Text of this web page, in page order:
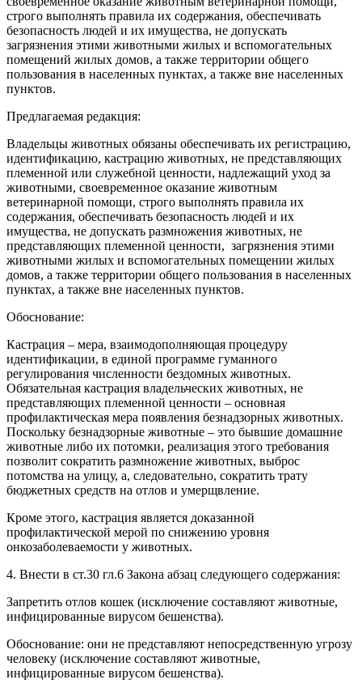
строго выполнять правила их содержания, обеспечивать
безопасность людей и их имущества, не допускать
загрязнения этими животными жилых и вспомогательных
помещений жилых домов, а также территории общего
пользования в населенных пунктах, а также вне населенных
пунктов.
Предлагаемая редакция:
Владельцы животных обязаны обеспечивать их регистрацию,
идентификацию, кастрацию животных, не представляющих
племенной или служебной ценности, надлежащий‌ уход за
животными, своевременное оказание животным
ветеринарной‌ помощи, строго выполнять правила их
содержания, обеспечивать безопасность людей‌ и их
имущества, не допускать размножения животных, не
представляющих племенной ценности, загрязнения этими
животными жилых и вспомогательных помещении‌ жилых
домов, а также территории общего пользования в населенных
пунктах, а также вне населенных пунктов.
Обоснование:
Кастрация – мера, взаимодополняющая процедуру
идентификации, в единой программе гуманного
регулирования численности бездомных животных.
Обязательная кастрация владельческих животных, не
представляющих племенной ценности – основная
профилактическая мера появления безнадзорных животных.
Поскольку безнадзорные животные – это бывшие домашние
животные либо их потомки, реализация этого требования
позволит сократить размножение животных, выброс
потомства на улицу, а, следовательно, сократить трату
бюджетных средств на отлов и умерщвление.
Кроме этого, кастрация является доказанной
профилактической мерой по снижению уровня
онкозаболеваемости у животных.
4. Внести в ст.30 гл.6 Закона абзац следующего содержания:
Запретить отлов кошек (исключение составляют животные,
инфицированные вирусом бешенства).
Обоснование: они не представляют непосредственную угрозу
человеку (исключение составляют животные,
инфицированные вирусом бешенства).